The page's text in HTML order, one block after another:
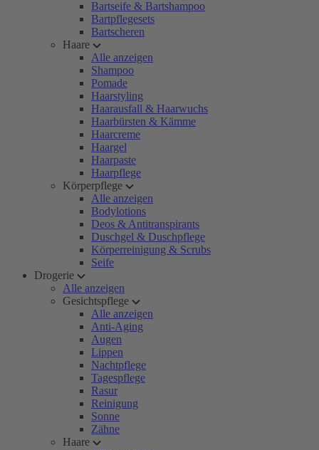
Bartseife & Bartshampoo
Bartpflegesets
Bartscheren
Haare
Alle anzeigen
Shampoo
Pomade
Haarstyling
Haarausfall & Haarwuchs
Haarbürsten & Kämme
Haarcreme
Haargel
Haarpaste
Haarpflege
Körperpflege
Alle anzeigen
Bodylotions
Deos & Antitranspirants
Duschgel & Duschpflege
Körperreinigung & Scrubs
Seife
Drogerie
Alle anzeigen
Gesichtspflege
Alle anzeigen
Anti-Aging
Augen
Lippen
Nachtpflege
Tagespflege
Rasur
Reinigung
Sonne
Zähne
Haare